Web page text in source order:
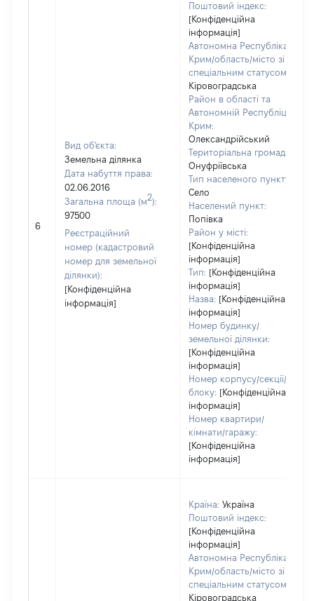
6
Вид об'єкта:
Земельна ділянка
Дата набуття права:
02.06.2016
Загальна площа (м2):
97500
Реєстраційний
номер (кадастровий
номер для земельної
ділянки):
[Конфіденційна
інформація]
Поштовий індекс:
[Конфіденційна
інформація]
Автономна Республіка
Крим/область/місто зі
спеціальним статусом:
Кіровоградська
Район в області та
Автономній Республіці
Крим:
Олександрійський
Територіальна громада:
Онуфріївська
Тип населеного пункту:
Село
Населений пункт:
Попівка
Район у місті:
[Конфіденційна
інформація]
Тип: [Конфіденційна
інформація]
Назва: [Конфіденційна
інформація]
Номер будинку/
земельної ділянки:
[Конфіденційна
інформація]
Номер корпусу/секції/
блоку: [Конфіденційна
інформація]
Номер квартири/
кімнати/гаражу:
[Конфіденційна
інформація]
Країна: Україна
Поштовий індекс:
[Конфіденційна
інформація]
Автономна Республіка
Крим/область/місто зі
спеціальним статусом:
Кіровоградська